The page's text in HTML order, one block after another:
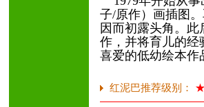
子/原作）画插图
因而初露头角。
作，并将育儿的经
喜爱的低幼绘本
红泥巴推荐级别：